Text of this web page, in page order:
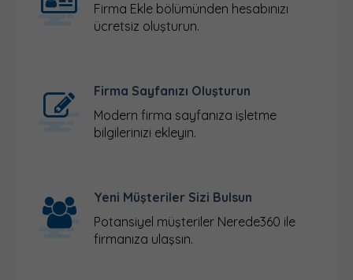
Firma Eklebölümünden hesabınızı
ücretsiz oluşturun.
Firma Sayfanızı Oluşturun
Modern firma sayfanıza işletme
bilgilerinizi ekleyin.
Yeni Müşteriler Sizi Bulsun
Potansiyel müşteriler Nerede360 ile
firmanıza ulaşsın.